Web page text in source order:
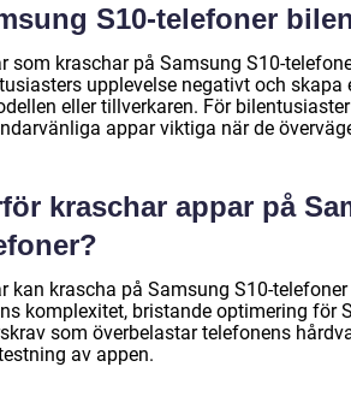
S10-telefoner
som kraschar på Samsung S10-
upplevelse negativt och
eller tillverkaren. För
appar viktiga när de
kraschar appar på
kan krascha på Samsung S10-
komplexitet, bristande optimering för
som överbelastar telefonens
av appen.